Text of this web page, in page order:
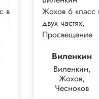
Виленкин
Виленкин,
Жохов,
Чесноков